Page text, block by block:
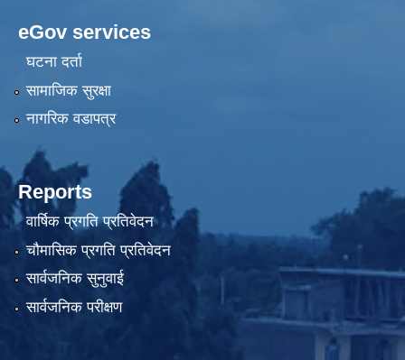
eGov services
घटना दर्ता
सामाजिक सुरक्षा
नागरिक वडापत्र
Reports
वार्षिक प्रगति प्रतिवेदन
चौमासिक प्रगति प्रतिवेदन
सार्वजनिक सुनुवाई
सार्वजनिक परीक्षण